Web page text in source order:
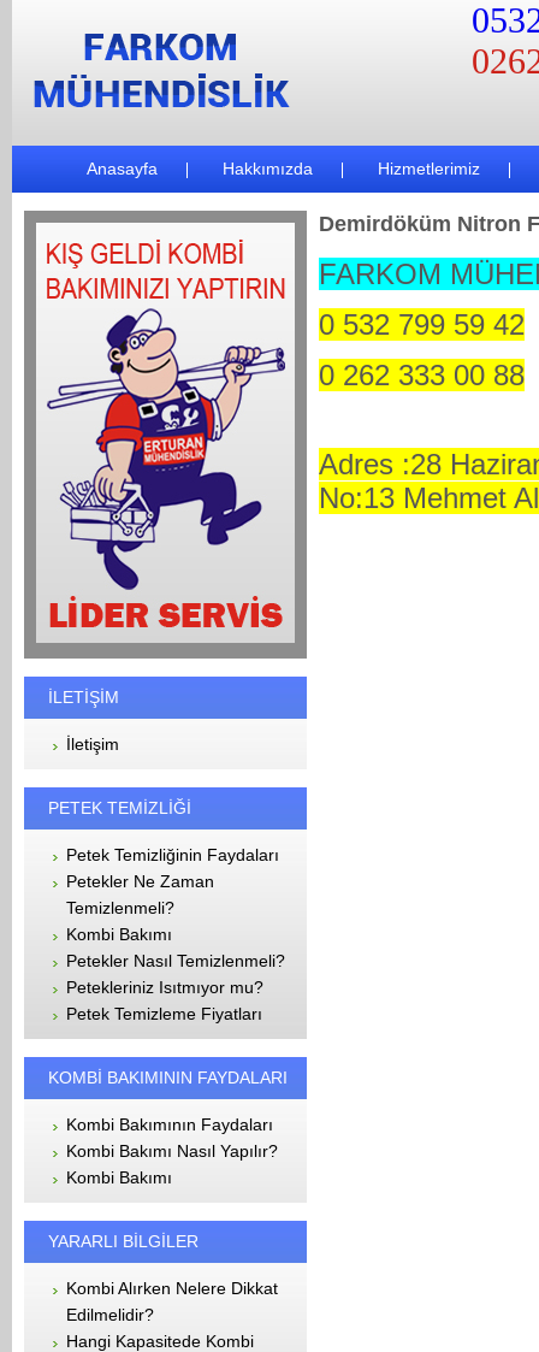
Anasayfa Hakkımızda Hizmetlerimiz
İLETİŞİM
İletişim
PETEK TEMİZLİĞİ
Petek Temizliğinin Faydaları
Petekler Ne Zaman
Temizlenmeli?
Kombi Bakımı
Petekler Nasıl Temizlenmeli?
Petekleriniz Isıtmıyor mu?
Petek Temizleme Fiyatları
KOMBİ BAKIMININ FAYDALARI
Kombi Bakımının Faydaları
Kombi Bakımı Nasıl Yapılır?
Kombi Bakımı
YARARLI BİLGİLER
Kombi Alırken Nelere Dikkat
Edilmelidir?
Hangi Kapasitede Kombi
Demirdöküm Nitron
FARKOM
0 532 799 59 42
0 262 333 00 88
Adres :28
No:13 Mehmet